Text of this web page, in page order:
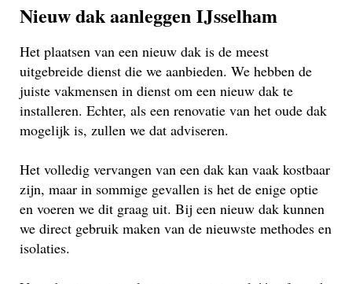
Nieuw dak aanleggen IJsselham
Het plaatsen van een nieuw dak is de meest
uitgebreide dienst die we aanbieden. We hebben de
juiste vakmensen in dienst om een nieuw dak te
installeren. Echter, als een renovatie van het oude dak
mogelijk is, zullen we dat adviseren.
Het volledig vervangen van een dak kan vaak kostbaar
zijn, maar in sommige gevallen is het de enige optie
en voeren we dit graag uit. Bij een nieuw dak kunnen
we direct gebruik maken van de nieuwste methodes en
isolaties.